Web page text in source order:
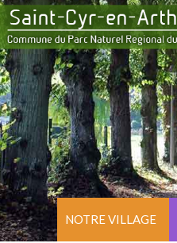
NOTRE VILLAGE